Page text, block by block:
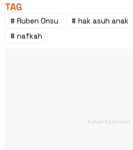
TAG
# Ruben Onsu # hak asuh anak
# nafkah